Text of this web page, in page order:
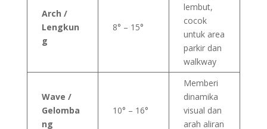
Arch /
Lengkun
g
8° – 15°
lembut,
cocok
untuk area
parkir dan
walkway
Wave /
Gelomba
ng
10° – 16°
Memberi
dinamika
visual dan
arah aliran